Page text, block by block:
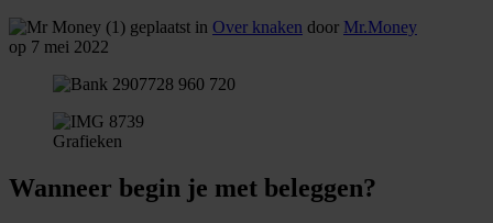
geplaatst in Over knaken door Mr.Money
op 7 mei 2022
Grafieken
Wanneer begin je met beleggen?